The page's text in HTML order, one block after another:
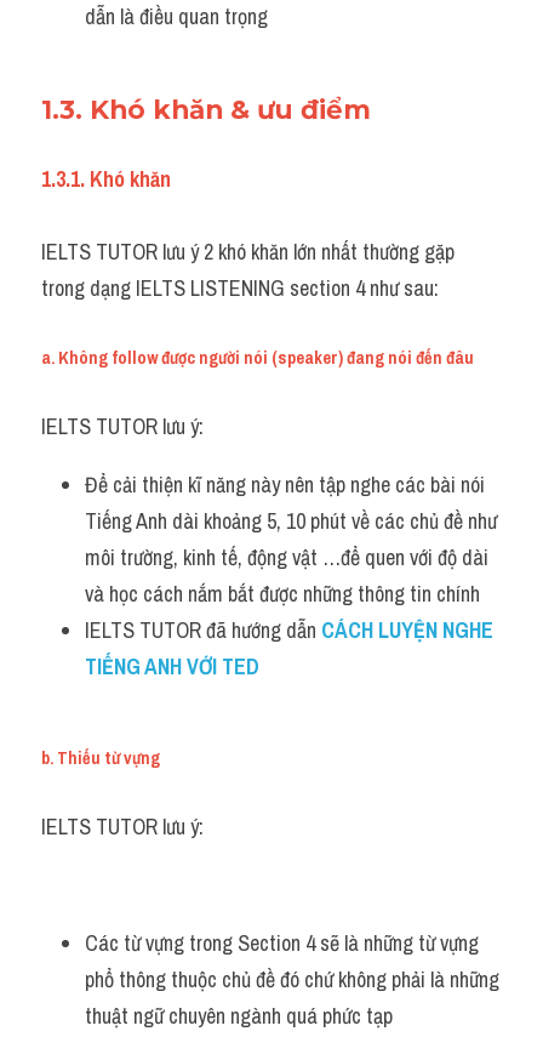
dẫn là điều quan trọng
1.3. Khó khăn & ưu điểm
1.3.1. Khó khăn
IELTS TUTOR lưu ý 2 khó khăn lớn nhất thường gặp
trong dạng IELTS LISTENING section 4 như sau:
a. Không follow được người nói (speaker) đang nói đến đâu
IELTS TUTOR lưu ý:
Để cải thiện kĩ năng này nên tập nghe các bài nói
Tiếng Anh dài khoảng 5, 10 phút về các chủ đề như
môi trường, kinh tế, động vật …để quen với độ dài
và học cách nắm bắt được những thông tin chính
IELTS TUTOR đã hướng dẫn CÁCH LUYỆN NGHE
TIẾNG ANH VỚI TED
b. Thiếu từ vựng
IELTS TUTOR lưu ý:
Các từ vựng trong Section 4 sẽ là những từ vựng
phổ thông thuộc chủ đề đó chứ không phải là những
thuật ngữ chuyên ngành quá phức tạp